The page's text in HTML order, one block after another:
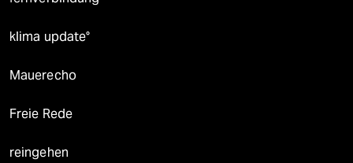
klima update°
Mauerecho
Freie Rede
reingehen